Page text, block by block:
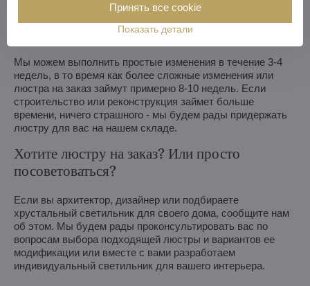
фотография того, как вы представляете себе люстру. Мы
оценим возможности производства и в течение недели
вышлем вам эскизы, включая визуальные изображения.
Мы можем выполнить простые изменения в течение 3-4
недель, в то время как более сложные изменения или
люстра на заказ займут примерно 8-10 недель. Если
строительство или реконструкция займет больше
времени, ничего страшного - мы будем рады придержать
люстру для вас на нашем складе.
Хотите люстру на заказ? Или просто
посоветоваться?
Если вы архитектор, дизайнер или подбираете
хрустальный светильник для своего дома, сообщите нам
об этом. Мы будем рады проконсультировать вас по
вопросам выбора подходящей люстры и вариантов ее
модификации или вместе с вами разработаем
индивидуальный светильник для вашего интерьера.
Показать детали
Принять все cookie